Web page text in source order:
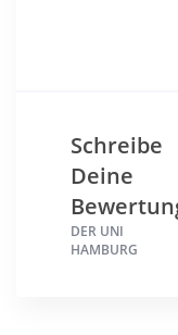
Standort
Hamburg >>
Schreibe
Deine
DER UNI
HAMBURG